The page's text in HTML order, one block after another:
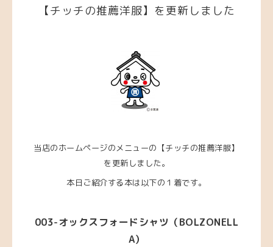
【チッチの推薦洋服】を更新しました
当店のホームページのメニューの【チッチの推薦洋服】
を更新しました。
本日ご紹介する本は以下の１着です。
003-オックスフォードシャツ （BOLZONELL
A）